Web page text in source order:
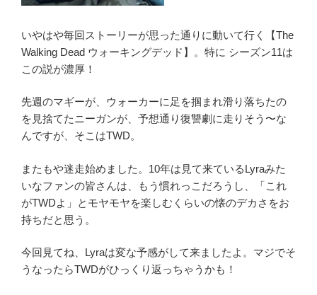
いやはや毎回ストーリーが思った通りに動いて行く【The
Walking Dead ウォーキングデッド】。特に シーズン11は
この説が濃厚！
先週のマギーが、ウォーカーに足を掴まれ滑り落ちたの
を見捨てたニーガンが、予想通り復讐劇に走りそう〜な
んですが、そこはTWD。
またもや迷走始めました。10年は見て来ているLyraみた
いなファンの皆さんは、もう慣れっこだろうし、「これ
がTWDよ」とモヤモヤを楽しむくらいの懐のデカさをお
持ちだと思う。
今回見てね、Lyraは変な予感がして来ましたよ。マジでそ
うなったらTWDがひっくり返っちゃうかも！